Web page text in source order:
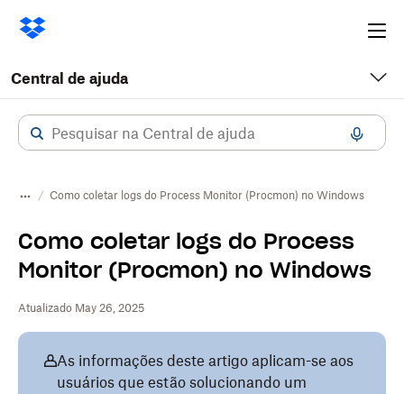
Central de ajuda
Como coletar logs do Process Monitor (Procmon) no Windows
Como coletar logs do Process
Monitor (Procmon) no Windows
Atualizado May 26, 2025
As informações deste artigo aplicam-se aos
usuários que estão solucionando um